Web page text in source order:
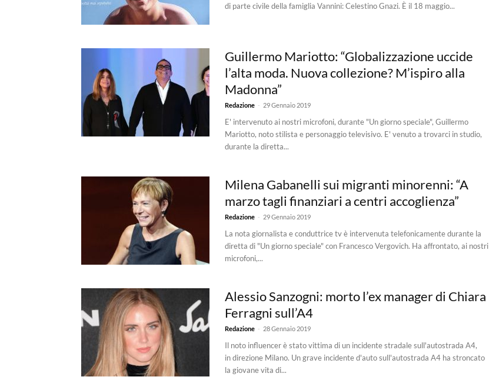
di parte civile della famiglia Vannini: Celestino Gnazi. È il 18 maggio...
Guillermo Mariotto: “Globalizzazione uccide
l’alta moda. Nuova collezione? M’ispiro alla
Madonna”
Redazione - 29 Gennaio 2019
E' intervenuto ai nostri microfoni, durante "Un giorno speciale", Guillermo
Mariotto, noto stilista e personaggio televisivo. E' venuto a trovarci in studio,
durante la diretta...
Milena Gabanelli sui migranti minorenni: “A
marzo tagli finanziari a centri accoglienza”
Redazione - 29 Gennaio 2019
La nota giornalista e conduttrice tv è intervenuta telefonicamente durante la
diretta di "Un giorno speciale" con Francesco Vergovich. Ha affrontato, ai nostri
microfoni,...
Alessio Sanzogni: morto l’ex manager di Chiara
Ferragni sull’A4
Redazione - 28 Gennaio 2019
Il noto influencer è stato vittima di un incidente stradale sull'autostrada A4,
in direzione Milano. Un grave incidente d'auto sull'autostrada A4 ha stroncato
la giovane vita di...